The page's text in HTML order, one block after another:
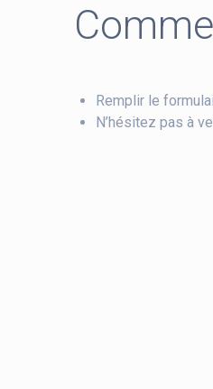
Remplir le
N’hésitez pas à